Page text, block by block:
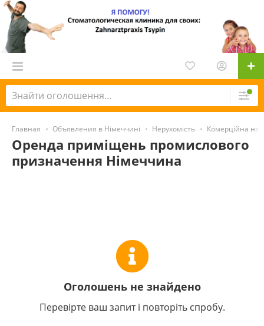
Главная Объявления в Німеччині Нерухомість Комерційна
Оренда приміщень промислового
призначення Німеччина
Оголошень не знайдено
Перевірте ваш запит і повторіть спробу.